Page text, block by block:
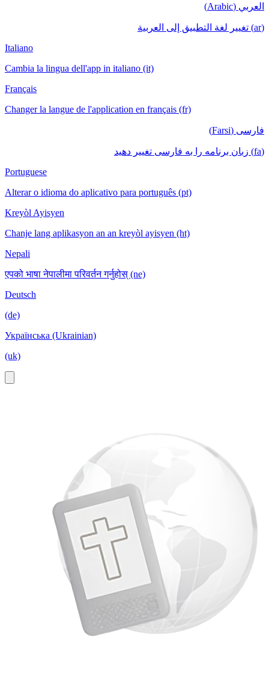
العربي (Arabic)
(ar) تغيير لغة التطبيق إلى العربية
Italiano
Cambia la lingua dell'app in italiano (it)
Français
Changer la langue de l'application en français (fr)
فارسی (Farsi)
(fa) زبان برنامه را به فارسی تغییر دهید
Portuguese
Alterar o idioma do aplicativo para português (pt)
Kreyòl Ayisyen
Chanje lang aplikasyon an an kreyòl ayisyen (ht)
Nepali
एपको भाषा नेपालीमा परिवर्तन गर्नुहोस् (ne)
Deutsch
(de)
Українська (Ukrainian)
(uk)